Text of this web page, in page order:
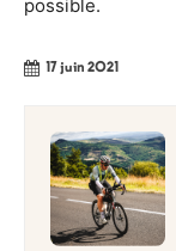
possible.
17 juin 2021